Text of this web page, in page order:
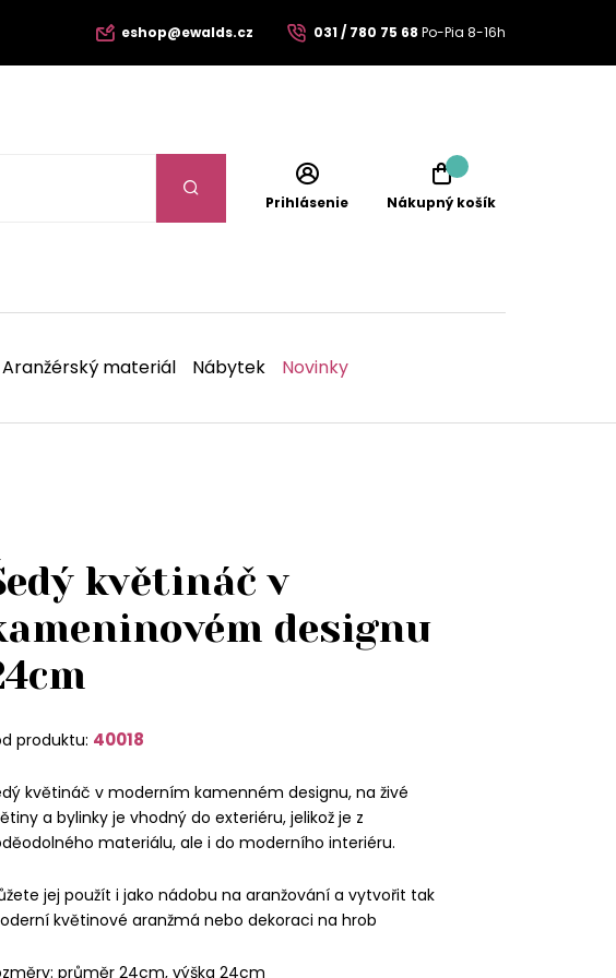
eshop@ewalds.cz 031 / 780 75 68 Po-Pia 8-16h
Prihlásenie Nákupný košík
Aranžérský materiál Nábytek Novinky
květináč v
designu
produktu: 40018
květináč v moderním kamenném designu, na živé
a bylinky je vhodný do exteriéru, jelikož je z
materiálu, ale i do moderního interiéru.
jej použít i jako nádobu na aranžování a vytvořit tak
květinové aranžmá nebo dekoraci na hrob
průměr 24cm, výška 24cm